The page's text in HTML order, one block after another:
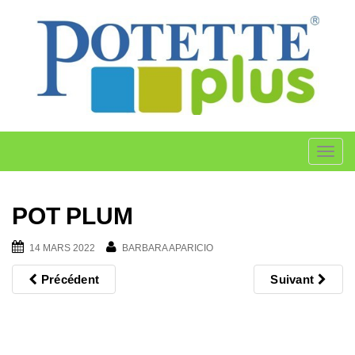
T
o
a
POT PLUM
14 MARS 2022 BARBARA APARICIO
Précédent Suivant